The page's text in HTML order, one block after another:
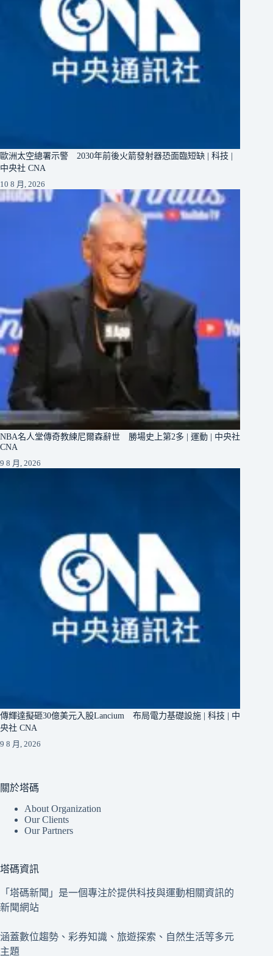
歐洲太空總署示警 2030年前後火箭發射器恐面臨短缺 | 科技 |
中央社 CNA
10 8 月, 2026
NBA名人堂傳奇教練尼爾森辭世 勝場史上第2多 | 運動 | 中央社
CNA
9 8 月, 2026
傳輝達擬砸30億美元入股Lancium 布局電力基礎設施 | 科技 | 中
央社 CNA
9 8 月, 2026
關於塔碼
About Organization
Our Clients
Our Partners
塔碼資訊
「塔碼新聞」是一個專注於提供科技與運動相關資訊的
新聞網站
涵蓋數位趨勢、彩券知識、旅遊探索、自然生活等多元
主題